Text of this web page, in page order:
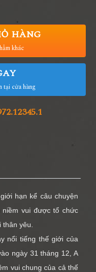
HÀNG
khác
tại cửa hàng
hạn kể câu chuyện
vui được tổ chức
yêu.
nổi tiếng thế giới của
ngày 31 tháng 12, A
vui chung của cả thế